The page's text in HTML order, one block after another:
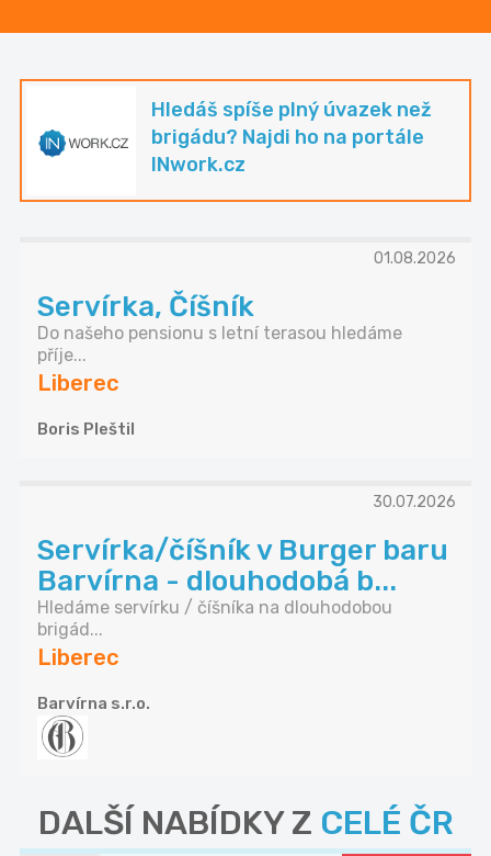
Hledáš spíše plný úvazek než
brigádu? Najdi ho na portále
INwork.cz
01.08.2026
Servírka, Číšník
Do našeho pensionu s letní terasou hledáme
příje...
Liberec
Boris Pleštil
30.07.2026
Servírka/číšník v Burger baru
Barvírna - dlouhodobá b...
Hledáme servírku / číšníka na dlouhodobou
brigád...
Liberec
Barvírna s.r.o.
DALŠÍ NABÍDKY Z CELÉ ČR